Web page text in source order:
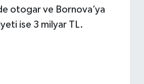
otogar ve Bornova’ya
ise 3 milyar TL.